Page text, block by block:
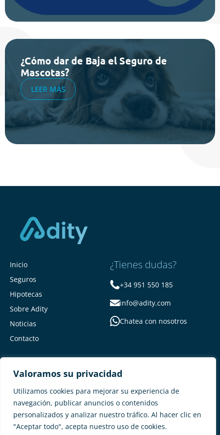
Valoramos su privacidad
Utilizamos cookies para mejorar su experiencia de
navegación, publicar anuncios o contenidos
personalizados y analizar nuestro tráfico. Al hacer clic en
"Aceptar todo", acepta nuestro uso de cookies.
¿Cómo dar de Baja el Seguro de
Mascotas?
LEER MÁS
Inicio
Seguros
Hipotecas
Sobre Adity
Noticias
Contacto
¿Tienes dudas?
+34 951 550 185
info@adity.com
Chatea con nosotros
Adity Seguros – Mapa del Sitio –